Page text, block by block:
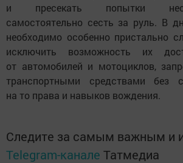
и пресекать попытки
самостоятельно сесть за руль. В
необходимо особенно пристально
исключить возможность их
от автомобилей и мотоциклов,
транспортными средствами без
на то права и навыков вождения.
Следите за самым важным и
Telegram-канале Татмедиа